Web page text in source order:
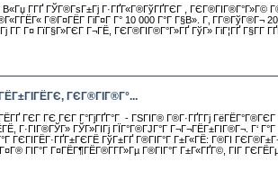
Г­ГҐ ГЎГ®ГѕГ±Гј Г·ГҐГ«Г®ГўГҐГЄГ , ГЄГ®ГІГ®Г°Г»Г©
Г®Г¤ГЁГ­ ГіГ¤Г Г° 10 000 Г°Г Г§В». Г‚ Г­Г®ГўГ®Г¬
Г­Г Г¤ ГїГ§Г»ГЄГ Г¬ГЁ, ГЄГ®ГІГ®Г°Г»ГҐ ГўГ» ГіГ¦ГҐ Г§Г­Г
ГЄГ®ГІГ®Г°...
ГЄГ ГЄ ГЄГ Г°ГјГҐГ°Г - ГЅГІГ® Г®Г·ГҐГ­Гј ГёГЁГ°Г®ГЄГ
Г·ГІГ®ГЎГ» ГЎГ»ГІГј ГЇГ°Г®ГЈГ°Г Г¬Г¬ГЁГ±ГІГ®Г¬. Г‘
ГЄГІГЁГ·ГҐГ±ГЄГЁ ГўГ±ГҐ Г®ГІГ°Г Г±Г«ГЁ: Г®ГІ
ГІГ°Г Г¤ГЁГ¶ГЁГ®Г­Г­Г»Гµ Г®ГІГ°Г Г±Г«ГҐГ©, ГІГ